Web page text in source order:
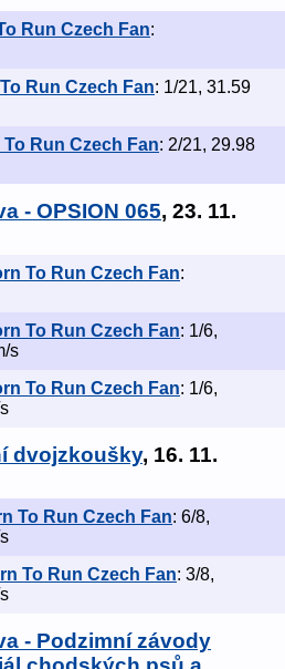
Run Czech Fan:
Run Czech Fan: 1/21, 31.59
Run Czech Fan: 2/21, 29.98
- OPSION 065, 23. 11.
To Run Czech Fan:
To Run Czech Fan: 1/6,
s
To Run Czech Fan: 1/6,
dvojzkoušky, 16. 11.
To Run Czech Fan: 6/8,
To Run Czech Fan: 3/8,
- Podzimní závody